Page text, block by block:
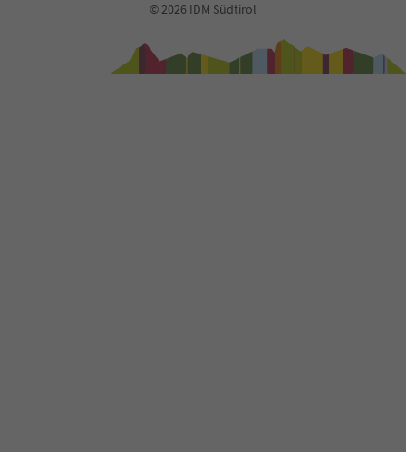
© 2026 IDM Südtirol